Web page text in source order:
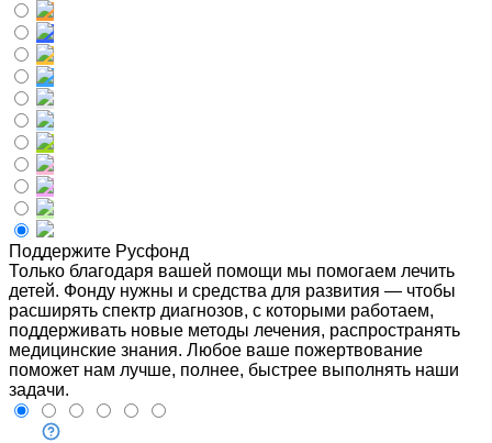
Поддержите Русфонд
Только благодаря вашей помощи мы помогаем лечить
детей. Фонду нужны и средства для развития — чтобы
расширять спектр диагнозов, с которыми работаем,
поддерживать новые методы лечения, распространять
медицинские знания. Любое ваше пожертвование
поможет нам лучше, полнее, быстрее выполнять наши
задачи.